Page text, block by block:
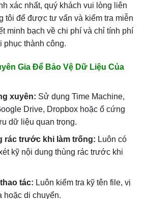
xác nhất, quý khách vui lòng liên
tôi để được tư vấn và kiểm tra miễn
minh bạch về chi phí và chỉ tính phí
thành công.
Gia Để Bảo Vệ Dữ Liệu Của
xuyên: Sử dụng Time Machine,
Drive, Dropbox hoặc ổ cứng
dữ liệu quan trọng.
rác trước khi làm trống: Luôn có
kỹ nội dung thùng rác trước khi
tác: Luôn kiểm tra kỹ tên file, vị
hoặc di chuyển.